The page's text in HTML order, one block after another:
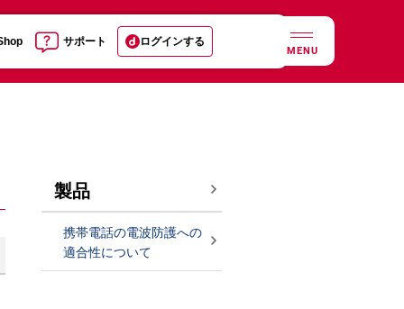
サポート ログインする
MENU
製品
携帯電話の電波防護への
適合性について